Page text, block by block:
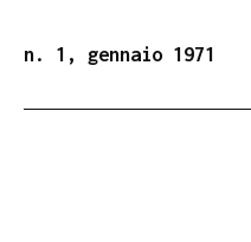
n. 1, gennaio 1971